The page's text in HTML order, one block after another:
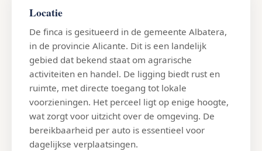
Locatie
De finca is gesitueerd in de gemeente Albatera,
in de provincie Alicante. Dit is een landelijk
gebied dat bekend staat om agrarische
activiteiten en handel. De ligging biedt rust en
ruimte, met directe toegang tot lokale
voorzieningen. Het perceel ligt op enige hoogte,
wat zorgt voor uitzicht over de omgeving. De
bereikbaarheid per auto is essentieel voor
dagelijkse verplaatsingen.